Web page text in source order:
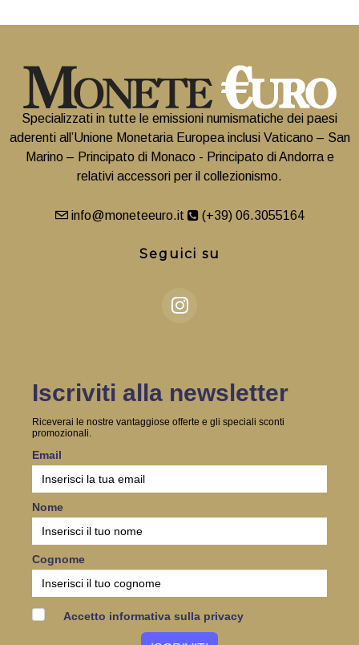
Specializzati in tutte le emissioni numismatiche dei paesi
aderenti all’Unione Monetaria Europea inclusi Vaticano – San
Marino – Principato di Monaco - Principato di Andorra e
relativi accessori per il collezionismo.
info@moneteeuro.it (+39) 06.3055164
Seguici su
Iscriviti alla newsletter
Riceverai le nostre vantaggiose offerte e gli speciali sconti
promozionali.
Email
Nome
Cognome
Accetto informativa sulla privacy